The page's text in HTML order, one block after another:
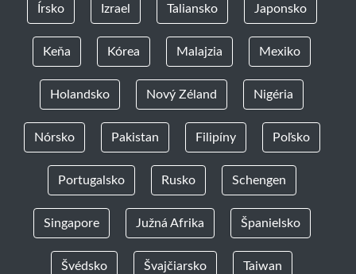
Írsko Izrael Taliansko Japonsko
Keňa Kórea Malajzia Mexiko
Holandsko Nový Zéland Nigéria
Nórsko Pakistan Filipíny Poľsko
Portugalsko Rusko Schengen
Singapore Južná Afrika Španielsko
Švédsko Švajčiarsko Taiwan